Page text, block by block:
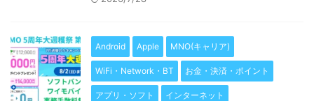
Android Apple MNO(キャリア)
WiFi・Network・BT お金・決済・ポイント
アプリ・ソフト インターネット